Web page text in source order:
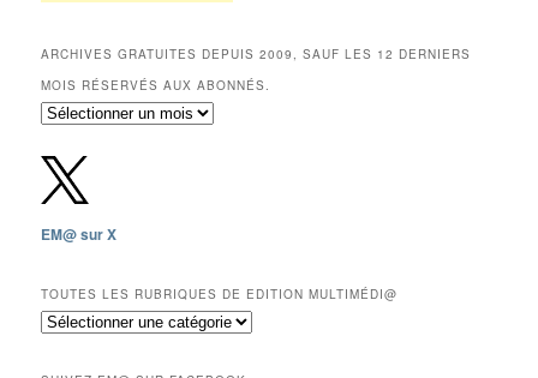
ARCHIVES GRATUITES DEPUIS 2009, SAUF LES 12 DERNIERS
MOIS RÉSERVÉS AUX ABONNÉS.
Archives
depuis
2009,
sauf
les
mois
réservés
aux
EM@ sur X
TOUTES LES RUBRIQUES DE EDITION MULTIMÉDI@
Toutes